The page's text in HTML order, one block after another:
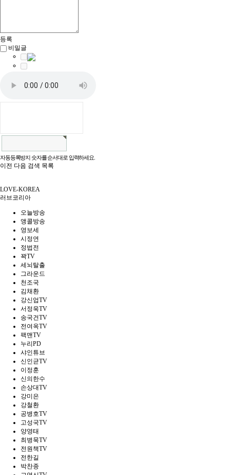
등록
비밀글
자동등록방지 숫자를 순서대로 입력하세요.
이전 다음 검색 목록
LOVE-KOREA
러브코리아
오늘방송
앵콜방송
영보세
시정연
정법전
꽉TV
세뇌탈출
그라운드
천조국
김채환
강신업TV
서정욱TV
송국건TV
전여옥TV
팩맨TV
누리PD
샤인튜브
신인균TV
이정훈
신의한수
손상대TV
강미은
강철환
공병호TV
고성국TV
양영태
최병묵TV
전원책TV
전한길
박찬종